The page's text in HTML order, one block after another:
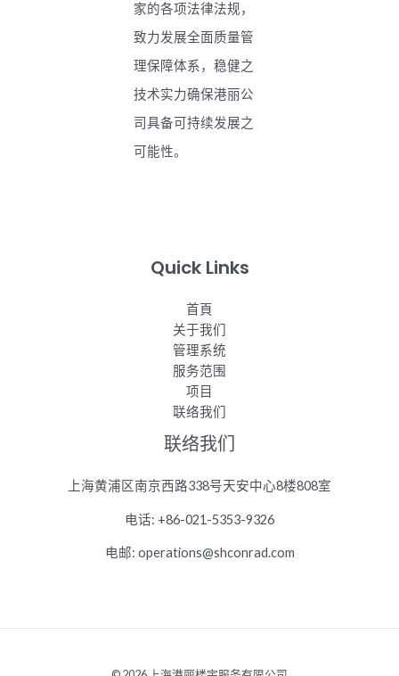
家的各项法律法规，
致力发展全面质量管
理保障体系，稳健之
技术实力确保港丽公
司具备可持续发展之
可能性。
Quick Links
首頁
关于我们
管理系统
服务范围
项目
联络我们
联络我们
上海黄浦区南京西路338号天安中心8楼808室
电话: +86-021-5353-9326
电邮: operations@shconrad.com